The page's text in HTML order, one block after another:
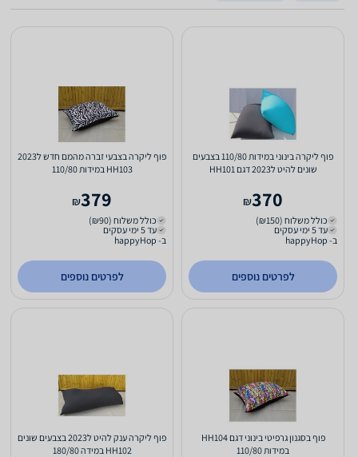
פוף ליקרה בינוני במידות 110/80 בצבעים
שונים להיט ל2023 דגם HH101
370
₪
כולל משלוח (₪150)
עד 5 ימי עסקים
ב- happyHop
לפרטים נוספים
פוף ליקרה בצבעי זברה מהמם חדש ל2023
HH103 במידות 110/80
379
₪
כולל משלוח (₪90)
עד 5 ימי עסקים
ב- happyHop
לפרטים נוספים
פוף בסגנון גרפיטי בינוני דגם HH104
במידות 110/80
פוף ליקרה ענק להיט ל2023 בצבעים שונים
HH102 במידה 180/80